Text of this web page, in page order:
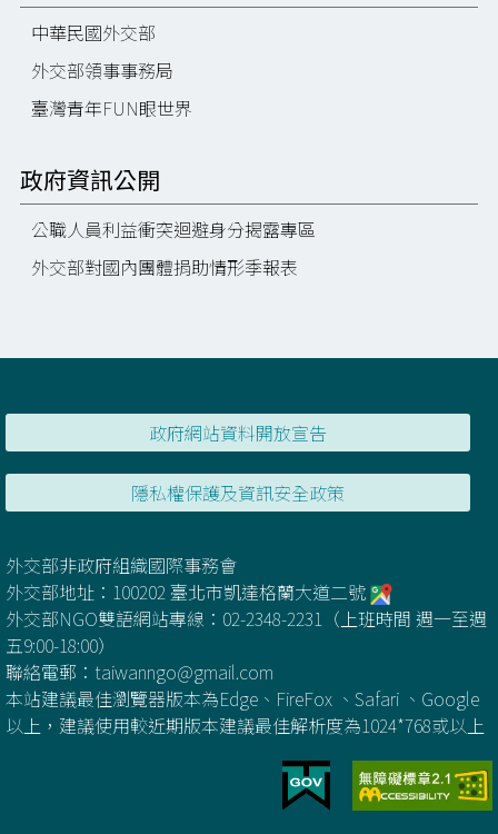
中華民國外交部
外交部領事事務局
臺灣青年FUN眼世界
政府資訊公開
公職人員利益衝突迴避身分揭露專區
外交部對國內團體捐助情形季報表
政府網站資料開放宣告
隱私權保護及資訊安全政策
外交部非政府組織國際事務會
外交部地址：100202 臺北市凱達格蘭大道二號
外交部NGO雙語網站專線：02-2348-2231（上班時間 週一至週
五9:00-18:00）
聯絡電郵： taiwanngo@gmail.com
本站建議最佳瀏覽器版本為Edge、FireFox 、Safari 、Google
以上，建議使用較近期版本建議最佳解析度為1024*768或以上